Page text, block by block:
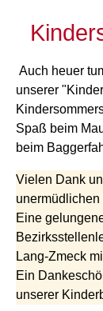
Auch heuer
unserer
Spaß beim
beim
Vielen Dank
Eine
Lang-Zmeck
Ein
unserer